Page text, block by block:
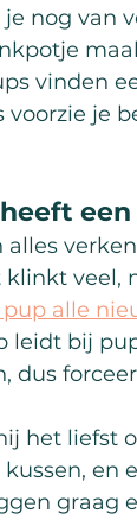
nog van
vinden
voorzie je
veel,
alle
leidt bij
dus
het liefst
en
graag